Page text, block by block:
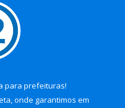
para prefeituras!
onde garantimos em